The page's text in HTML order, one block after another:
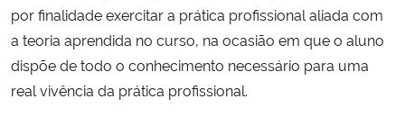
Ministério da Cidadania
Ministério da Saúde
por finalidade exercitar a prática profissional aliada com
a teoria aprendida no curso, na ocasião em que o aluno
dispõe de todo o conhecimento necessário para uma
real vivência da prática profissional.